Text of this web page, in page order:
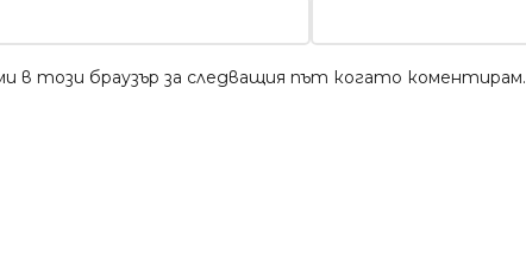
в този браузър за следващия път когато коментирам.